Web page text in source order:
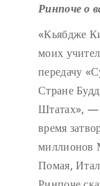
Ринпоче о
«Кьябдже
моих
передачу
Стране
Штатах», —
время
миллионов
Помая,